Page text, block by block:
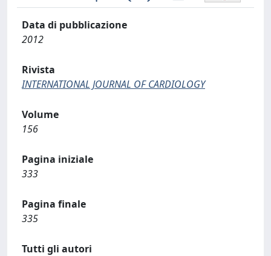
Data di pubblicazione
2012
Rivista
INTERNATIONAL JOURNAL OF CARDIOLOGY
Volume
156
Pagina iniziale
333
Pagina finale
335
Tutti gli autori